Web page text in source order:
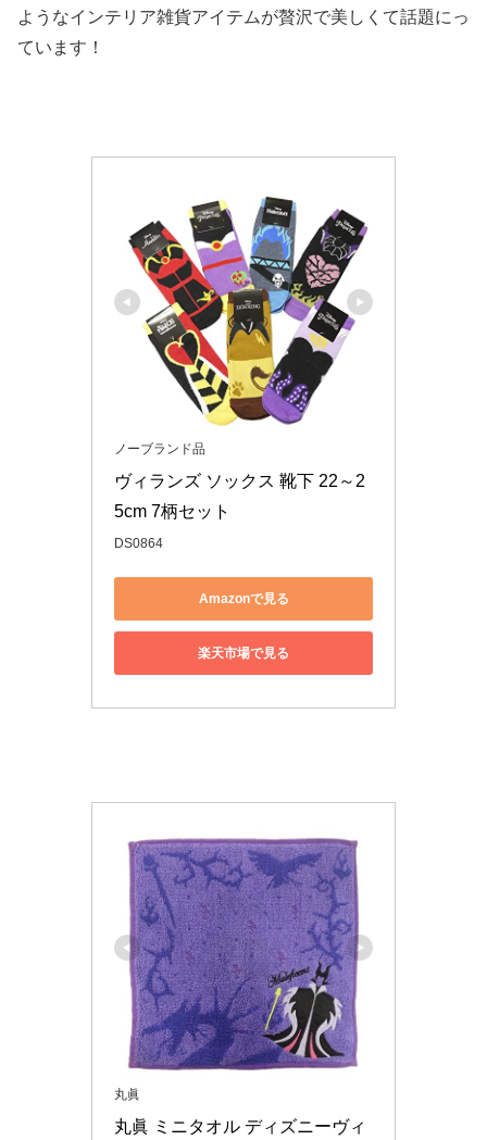
ようなインテリア雑貨アイテムが贅沢で美しくて話題にっ
ています！
ノーブランド品
ヴィランズ ソックス 靴下 22～2
5cm 7柄セット
DS0864
Amazonで見る
楽天市場で見る
丸眞
丸眞 ミニタオル ディズニーヴィ